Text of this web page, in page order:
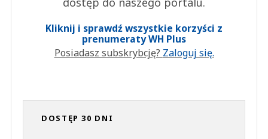
Kliknij i sprawdź wszystkie korzyści z
prenumeraty WH Plus
Posiadasz subskrybcję? Zaloguj się.
DOSTĘP 30 DNI